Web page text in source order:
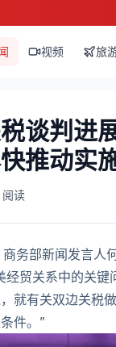
视频 旅
谈判进
推动实
阅读
务部新闻发言人
经贸关系中的关
就有关双边关税
件。”